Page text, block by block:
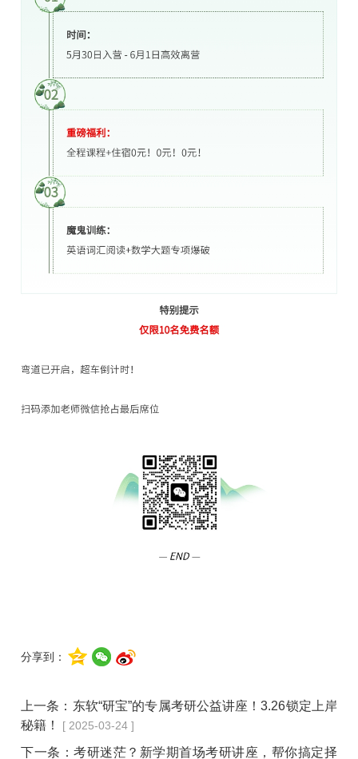
分享到：
上一条： 东软“研宝”的专属考研公益讲座！3.26锁定上岸
秘籍！
[ 2025-03-24 ]
下一条：考研迷茫？新学期首场考研讲座，帮你搞定择